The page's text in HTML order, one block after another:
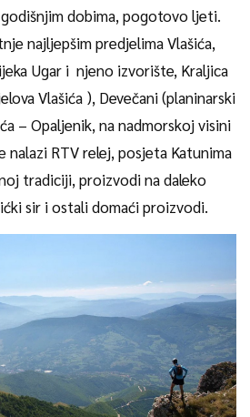
dobima, pogotovo ljeti.
najljepšim predjelima Vlašića,
Ugar i njeno izvorište, Kraljica
Vlašića ), Devečani (planinarski
– Opaljenik, na nadmorskoj visini
nalazi RTV relej, posjeta Katunima
tradiciji, proizvodi na daleko
sir i ostali domaći proizvodi.